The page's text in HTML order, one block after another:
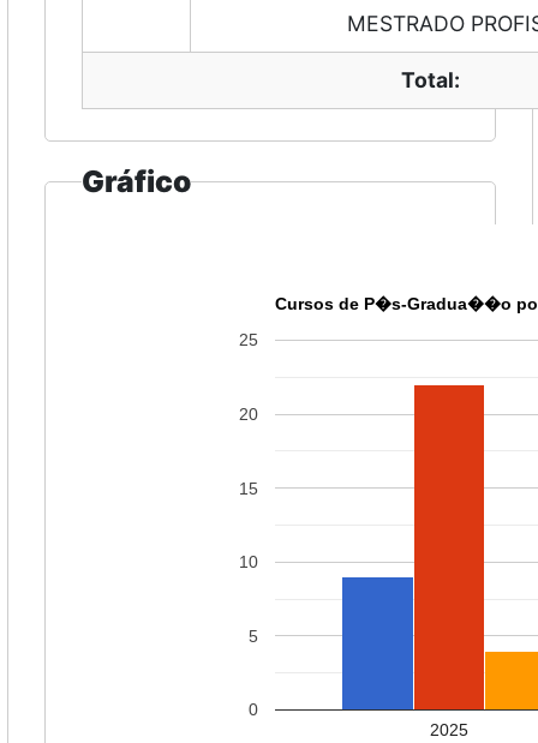
MESTRADO
Total:
Gráfico
Cursos de P�s-Gradua��o
2025
0
5
10
15
20
25